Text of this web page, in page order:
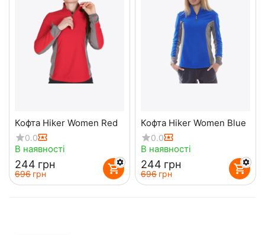
Кофта Hiker Women Red
0.0
В наявності
‍244‍ грн
‍696‍ грн
Кофта Hiker Women Blue
0.0
В наявності
‍244‍ грн
‍696‍ грн